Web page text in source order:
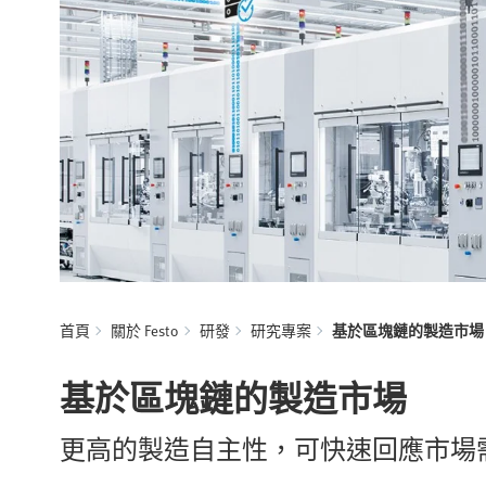
首頁 關於 Festo 研發 研究專案 基於區塊鏈的製造市場
基於區塊鏈的製造市場
更高的製造自主性，可快速回應市場